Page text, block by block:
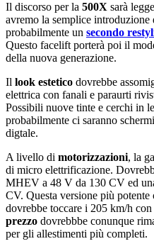
Il discorso per la 500X sarà
avremo la semplice
probabilmente un secondo
Questo facelift porterà poi il
della nuova generazione.
Il look estetico dovrebbe
elettrica con fanali e paraurti
Possibili nuove tinte e cerchi in
probabilmente ci saranno
digtale.
A livello di motorizzazioni, la
di micro elettrificazione.
MHEV a 48 V da 130 CV ed
CV. Questa versione più
dovrebbe toccare i 205 km/h
prezzo dovrebbbe conunque
per gli allestimenti più completi.